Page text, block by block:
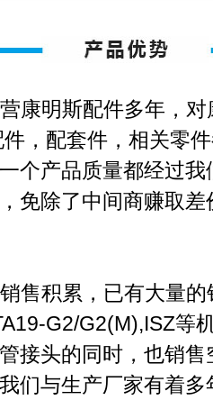
康明斯配件多年，对
，配套件，相关零
个产品质量都经过
免除了中间商赚取
售积累，已有大量的
G2/G2(M),ISZ等
接头的同时，也销
们与生产厂家有着